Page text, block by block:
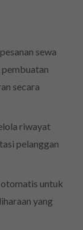
sewa
secara
riwayat
pelanggan
untuk
yang